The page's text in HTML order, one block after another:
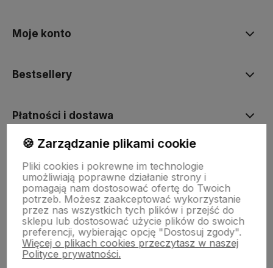
Moje konto
Bestsellery
Płatności i dostawa
Pomoc
🍪 Zarządzanie plikami cookie
Pliki cookies i pokrewne im technologie
umożliwiają poprawne działanie strony i
pomagają nam dostosować ofertę do Twoich
potrzeb. Możesz zaakceptować wykorzystanie
przez nas wszystkich tych plików i przejść do
sklepu lub dostosować użycie plików do swoich
preferencji, wybierając opcję "Dostosuj zgody".
Więcej o plikach cookies przeczytasz w naszej
Polityce prywatności.